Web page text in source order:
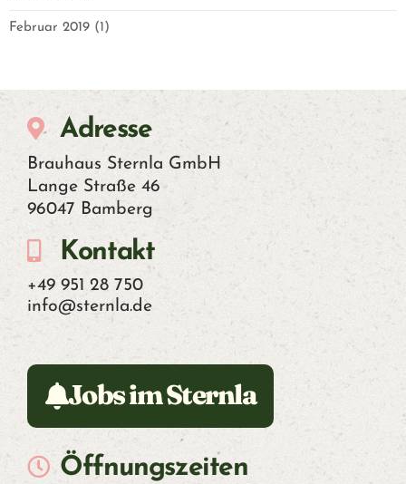
Februar 2019 (1)
Adresse
Brauhaus Sternla GmbH
Lange Straße 46
96047 Bamberg
Kontakt
+49 951 28 750
info@sternla.de
Jobs im Sternla
Öffnungszeiten